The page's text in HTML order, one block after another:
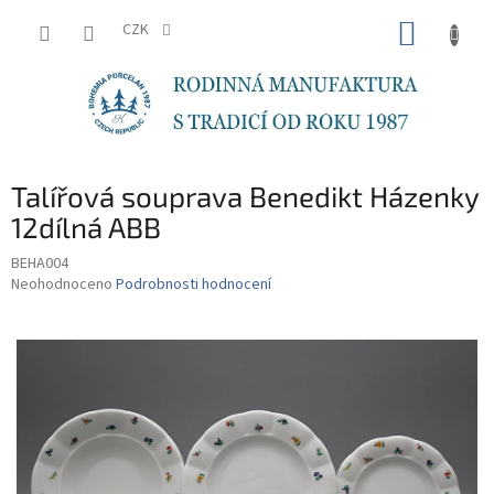
CZK
Talířová souprava Benedikt Házenky
12dílná ABB
BEHA004
Průměrné
je
hvězdiček.
Neohodnoceno Podrobnosti hodnocení